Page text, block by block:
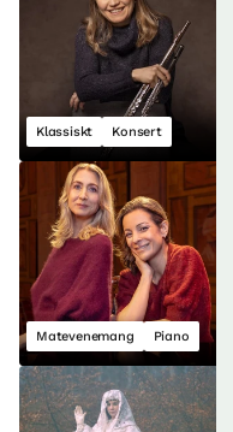
Klassiskt Konsert
Matevenemang Piano